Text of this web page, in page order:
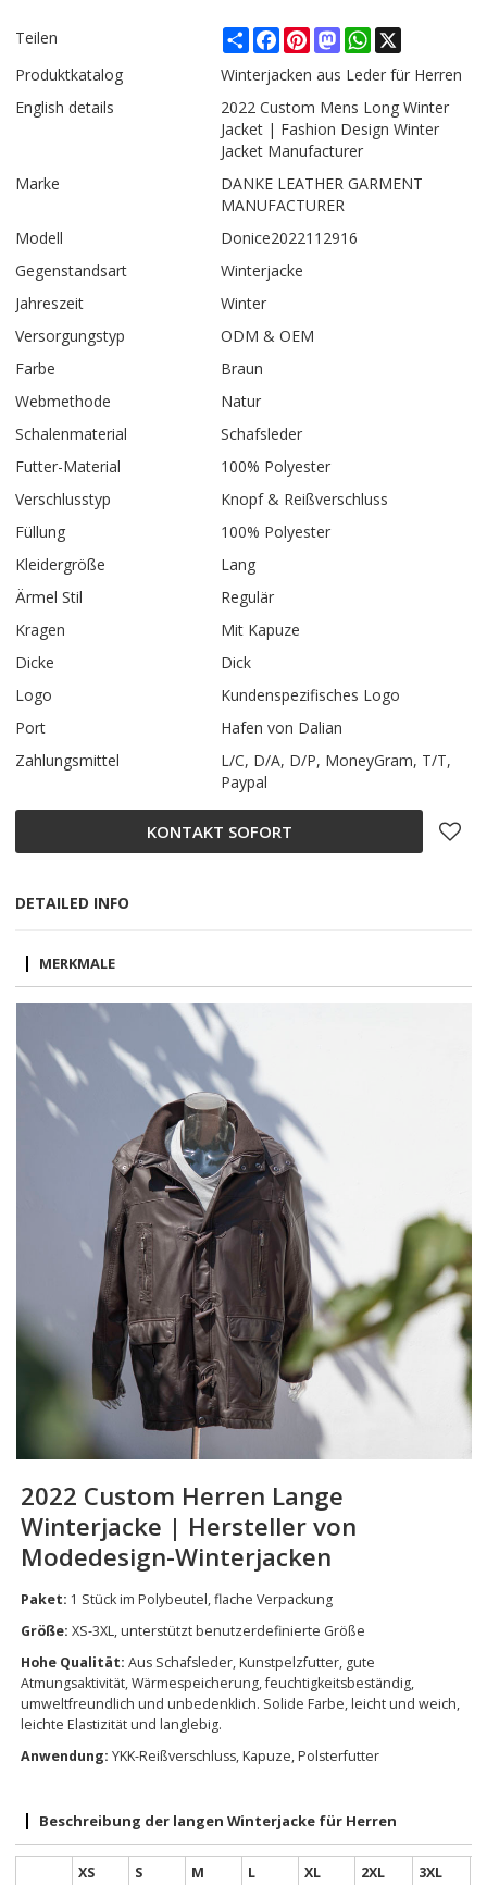
Teilen ShareFacebook
PinterestMastodonWhatsApp
Produktkatalog
Winterjacken aus Leder für Herren
English details
2022 Custom Mens Long Winter
Jacket | Fashion Design Winter
Jacket Manufacturer
Marke
DANKE LEATHER GARMENT
MANUFACTURER
Modell
Donice2022112916
Gegenstandsart
Winterjacke
Jahreszeit
Winter
Versorgungstyp
ODM & OEM
Farbe
Braun
Webmethode
Natur
Schalenmaterial
Schafsleder
Futter-Material
100% Polyester
Verschlusstyp
Knopf & Reißverschluss
Füllung
100% Polyester
Kleidergröße
Lang
Ärmel Stil
Regulär
Kragen
Mit Kapuze
Dicke
Dick
Logo
Kundenspezifisches Logo
Port
Hafen von Dalian
Zahlungsmittel
L/C, D/A, D/P, MoneyGram, T/T,
Paypal
KONTAKT SOFORT
DETAILED INFO
MERKMALE
2022 Custom Herren Lange
Winterjacke | Hersteller von
Modedesign-Winterjacken
Paket: 1 Stück im Polybeutel, flache Verpackung
Größe: XS-3XL, unterstützt benutzerdefinierte Größe
Hohe Qualität: Aus Schafsleder, Kunstpelzfutter, gute
Atmungsaktivität, Wärmespeicherung, feuchtigkeitsbeständig,
umweltfreundlich und unbedenklich. Solide Farbe, leicht und weich,
leichte Elastizität und langlebig.
Anwendung: YKK-Reißverschluss, Kapuze, Polsterfutter
Beschreibung der langen Winterjacke für Herren
XS S M L XL 2XL 3XL